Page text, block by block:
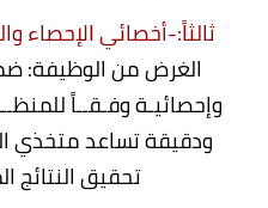
ثالثاً:-أخصائي الإحصاء
الغرض من الوظيفة:
وإحصائيـة وفـقــاً
ودقيقة تساعد متخذي
تحقيق